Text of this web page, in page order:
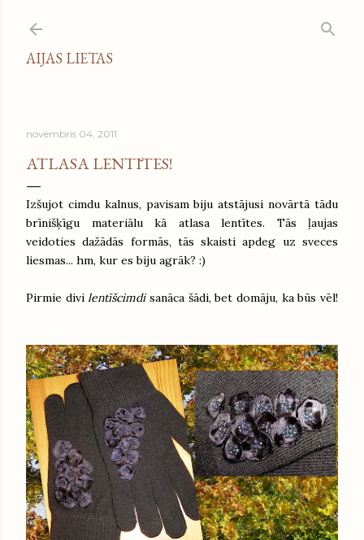
AIJAS LIETAS
novembris 04, 2011
ATLASA LENTĪTES!
Izšujot cimdu kalnus, pavisam biju atstājusi novārtā tādu
brīnišķīgu materiālu kā atlasa lentītes. Tās ļaujas
veidoties dažādās formās, tās skaisti apdeg uz sveces
liesmas... hm, kur es biju agrāk? :)
Pirmie divilentīšcimdisanāca šādi, bet domāju, ka būs vēl!